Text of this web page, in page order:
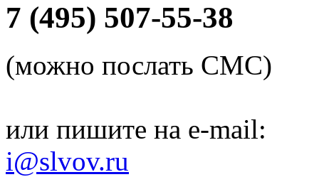
7 (495) 507-55-38
(можно послать СМС)
или пишите на e-mail:
i@slvov.ru